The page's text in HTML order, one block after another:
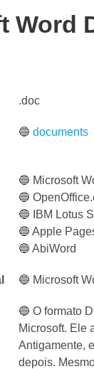
Word
.doc
🔵documents
🔵 Microsoft
🔵
🔵 IBM Lotus
🔵 Apple
🔵 AbiWord
🔵 Microsoft
🔵 O formato
Microsoft. Ele
Antigamente,
depois.